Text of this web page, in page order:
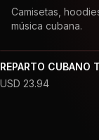
Camisetas,
música cubana.
REPARTO CUBANO
USD 23.94